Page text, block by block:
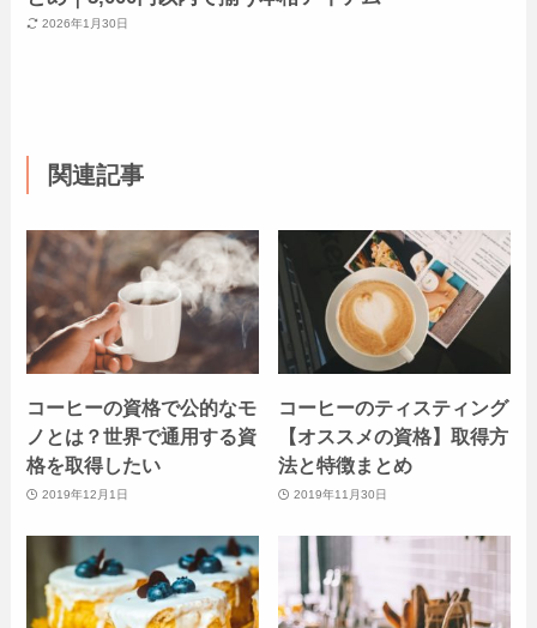
2026年1月30日
関連記事
コーヒーの資格で公的なモ
ノとは？世界で通用する資
格を取得したい
2019年12月1日
コーヒーのティスティング
【オススメの資格】取得方
法と特徴まとめ
2019年11月30日